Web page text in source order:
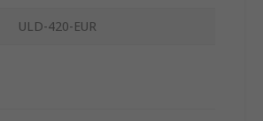
ULD-420-EUR